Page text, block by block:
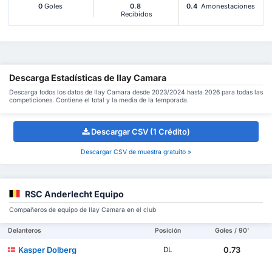
0 Goles
0.8
Recibidos
0.4 Amonestaciones
Descarga Estadísticas de Ilay Camara
Descarga todos los datos de Ilay Camara desde 2023/2024 hasta 2026 para todas las
competiciones. Contiene el total y la media de la temporada.
Descargar CSV (1 Crédito)
Descargar CSV de muestra gratuito »
RSC Anderlecht Equipo
Compañeros de equipo de Ilay Camara en el club
Delanteros Posición Goles / 90'
Kasper Dolberg DL
0.73